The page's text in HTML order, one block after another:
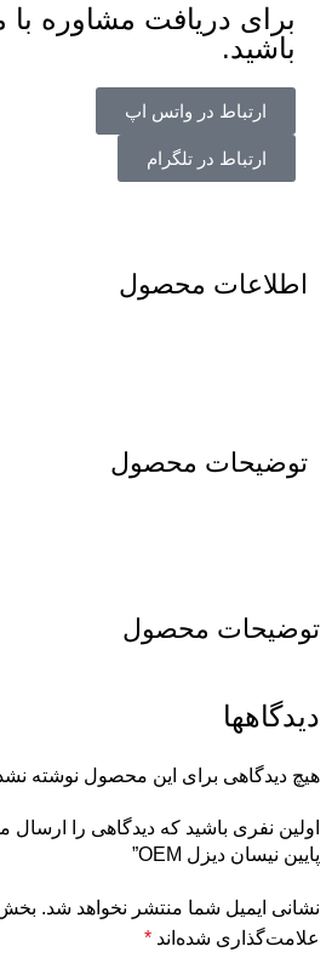
برای دریافت مشاوره با
باشید.
ارتباط در واتس اپ
ارتباط در تلگرام
توضیحات محصول
اطلاعات محصول
توضیحات محصول
دیدگاهها
هیچ دیدگاهی برای این محصول نوشته
اولین نفری باشید که دیدگاهی را ارسال
پایین نیسان دیزل OEM”
نشانی ایمیل شما منتشر نخواهد شد.
علامت‌گذاری شده‌اند *